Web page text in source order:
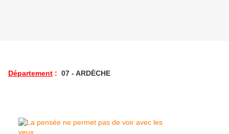
Département : 07 - ARDÈCHE